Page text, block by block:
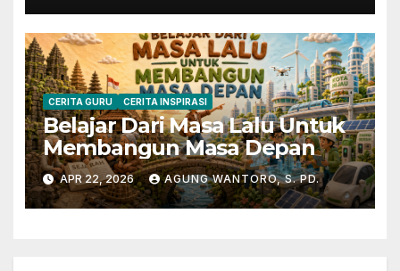
CERITA GURU CERITA INSPIRASI
Belajar Dari Masa Lalu Untuk
Membangun Masa Depan
APR 22, 2026 AGUNG WANTORO, S. PD.